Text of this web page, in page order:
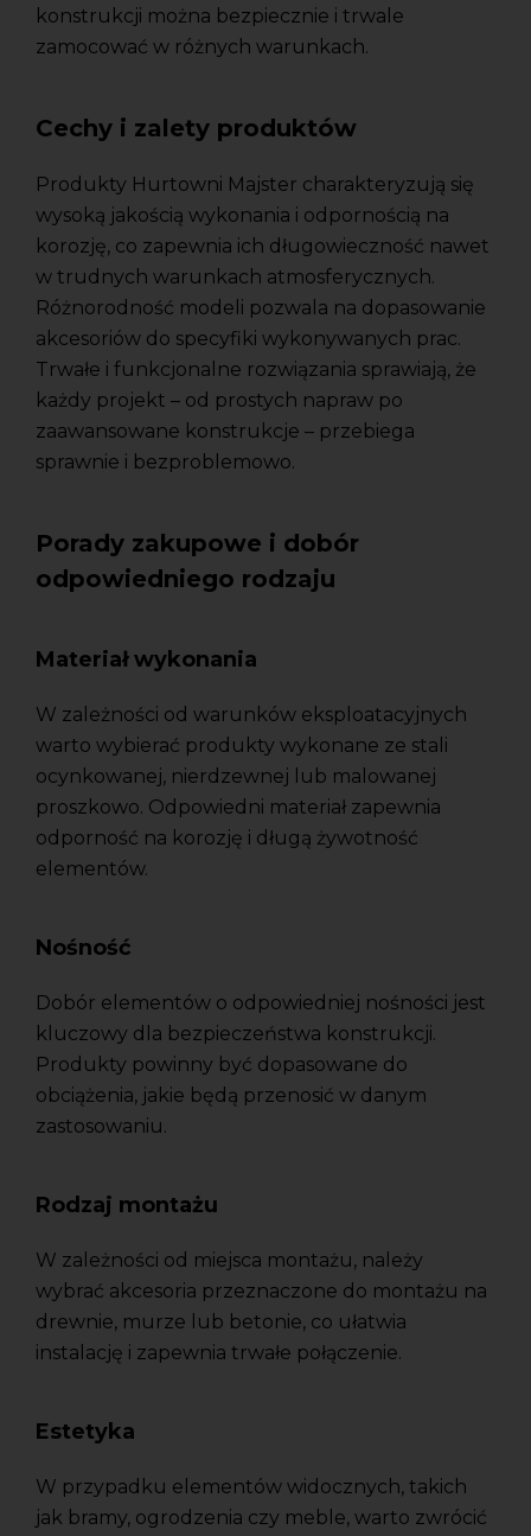
konstrukcji można bezpiecznie i trwale
zamocować w różnych warunkach.
Cechy i zalety produktów
Produkty Hurtowni Majster charakteryzują się
wysoką jakością wykonania i odpornością na
korozję, co zapewnia ich długowieczność nawet
w trudnych warunkach atmosferycznych.
Różnorodność modeli pozwala na dopasowanie
akcesoriów do specyfiki wykonywanych prac.
Trwałe i funkcjonalne rozwiązania sprawiają, że
każdy projekt – od prostych napraw po
zaawansowane konstrukcje – przebiega
sprawnie i bezproblemowo.
Porady zakupowe i dobór
odpowiedniego rodzaju
Materiał wykonania
W zależności od warunków eksploatacyjnych
warto wybierać produkty wykonane ze stali
ocynkowanej, nierdzewnej lub malowanej
proszkowo. Odpowiedni materiał zapewnia
odporność na korozję i długą żywotność
elementów.
Nośność
Dobór elementów o odpowiedniej nośności jest
kluczowy dla bezpieczeństwa konstrukcji.
Produkty powinny być dopasowane do
obciążenia, jakie będą przenosić w danym
zastosowaniu.
Rodzaj montażu
W zależności od miejsca montażu, należy
wybrać akcesoria przeznaczone do montażu na
drewnie, murze lub betonie, co ułatwia
instalację i zapewnia trwałe połączenie.
Estetyka
W przypadku elementów widocznych, takich
jak bramy, ogrodzenia czy meble, warto zwrócić